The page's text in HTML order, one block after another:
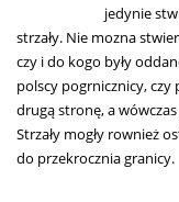
jedynie
strzały. Nie mozna
czy i do kogo były
polscy pogrnicznicy,
drugą stronę, a
Strzały mogły rownież
do przekrocznia granicy.